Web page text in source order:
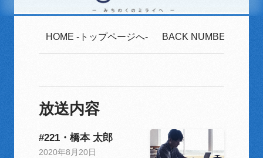
HOME -トップページへ- BACK NUMBER -2020
放送内容
#221・橋本 太郎
2020年8月20日